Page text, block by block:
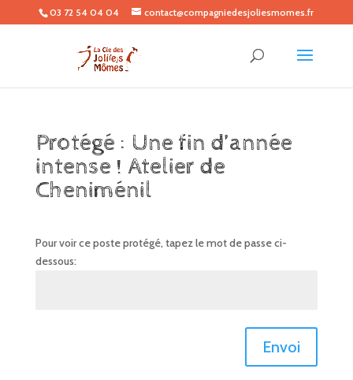
03 72 54 04 04 contact@compagniedesjoliesmomes.fr
Protégé : Une fin d’année
intense ! Atelier de
Cheniménil
Pour voir ce poste protégé, tapez le mot de passe ci-
dessous:
Envoi